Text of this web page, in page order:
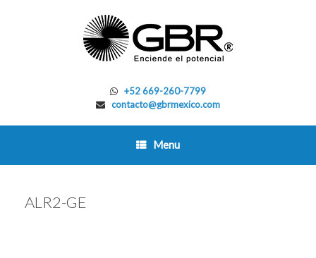
+52 669-260-7799
contacto@gbrmexico.com
Menu
ALR2-GE